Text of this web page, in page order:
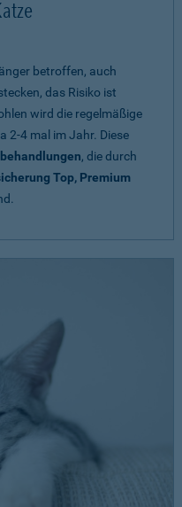
betroffen, auch
das Risiko ist
wird die regelmäßige
2-4 mal im Jahr. Diese
, die durch
Top, Premium